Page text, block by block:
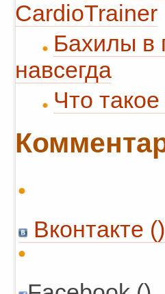
CardioTrainer
Бахилы в
навсегда
Что
Вконтакте ()